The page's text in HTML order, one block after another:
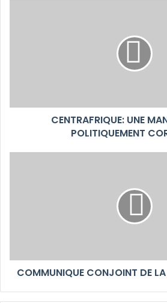
CENTRAFRIQUE: UNE
POLITIQUEMENT
COMMUNIQUE CONJOINT DE